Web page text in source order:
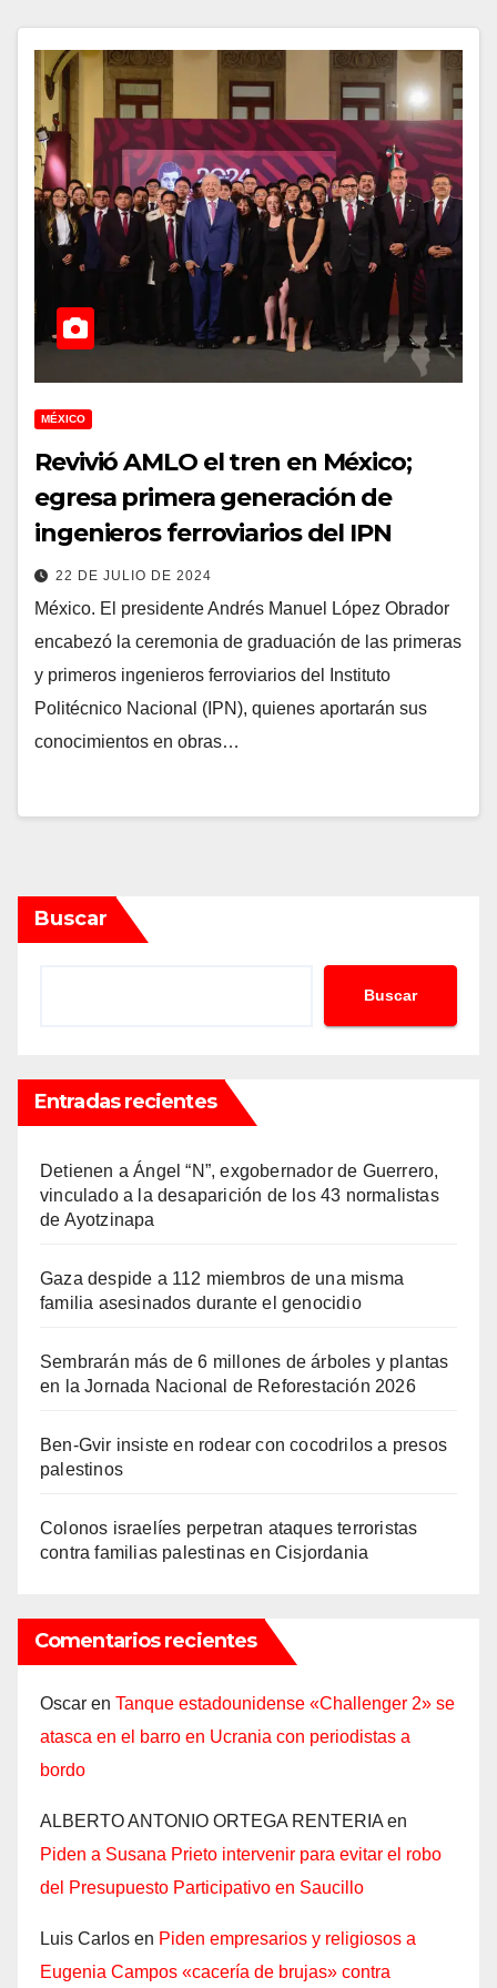
MÉXICO
Revivió AMLO el tren en México;
egresa primera generación de
ingenieros ferroviarios del IPN
22 DE JULIO DE 2024
México. El presidente Andrés Manuel López Obrador
encabezó la ceremonia de graduación de las primeras
y primeros ingenieros ferroviarios del Instituto
Politécnico Nacional (IPN), quienes aportarán sus
conocimientos en obras…
Buscar
Buscar
Entradas recientes
Detienen a Ángel “N”, exgobernador de Guerrero,
vinculado a la desaparición de los 43 normalistas
de Ayotzinapa
Gaza despide a 112 miembros de una misma
familia asesinados durante el genocidio
Sembrarán más de 6 millones de árboles y plantas
en la Jornada Nacional de Reforestación 2026
Ben-Gvir insiste en rodear con cocodrilos a presos
palestinos
Colonos israelíes perpetran ataques terroristas
contra familias palestinas en Cisjordania
Comentarios recientes
Oscar en Tanque estadounidense «Challenger 2» se
atasca en el barro en Ucrania con periodistas a
bordo
ALBERTO ANTONIO ORTEGA RENTERIA en
Piden a Susana Prieto intervenir para evitar el robo
del Presupuesto Participativo en Saucillo
Luis Carlos en Piden empresarios y religiosos a
Eugenia Campos «cacería de brujas» contra